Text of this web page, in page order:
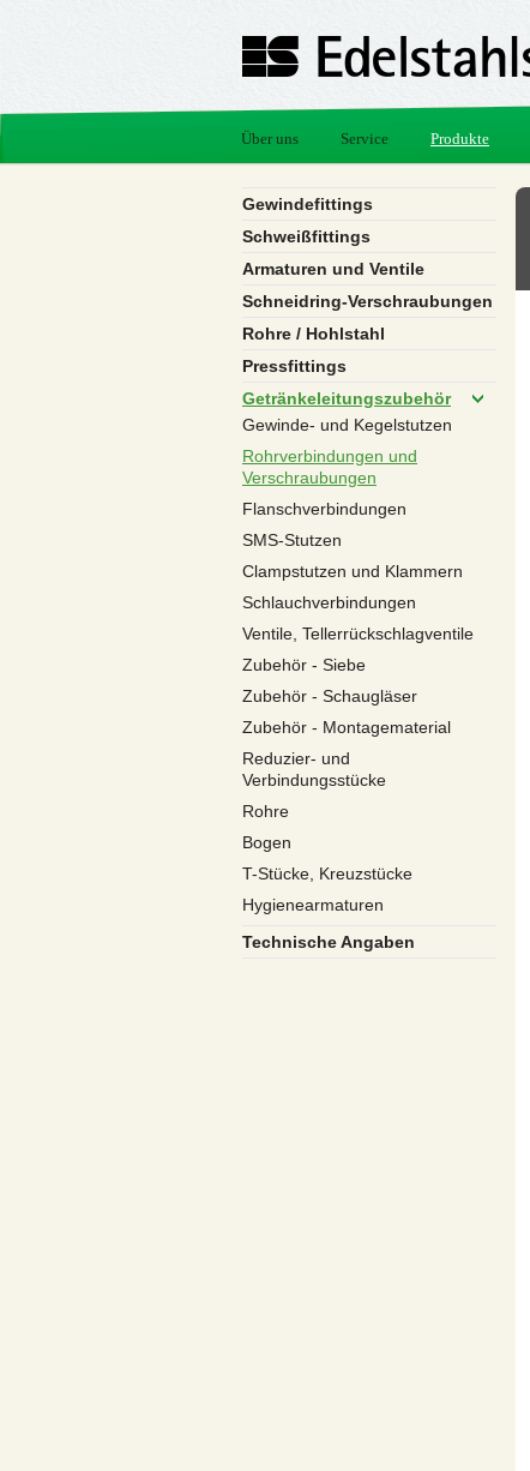
Über uns Service Produkte
Gewindefittings
Schweißfittings
Armaturen und Ventile
Schneidring-Verschraubungen
Rohre / Hohlstahl
Pressfittings
Getränkeleitungszubehör
Gewinde- und Kegelstutzen
Rohrverbindungen und
Verschraubungen
Flanschverbindungen
SMS-Stutzen
Clampstutzen und Klammern
Schlauchverbindungen
Ventile, Tellerrückschlagventile
Zubehör - Siebe
Zubehör - Schaugläser
Zubehör - Montagematerial
Reduzier- und
Verbindungsstücke
Rohre
Bogen
T-Stücke, Kreuzstücke
Hygienearmaturen
Technische Angaben